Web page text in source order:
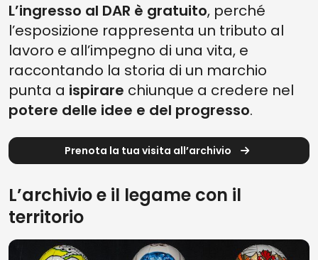
L’ingresso al DAR è gratuito, perché
l’esposizione rappresenta un tributo al
lavoro e all’impegno di una vita, e
raccontando la storia di un marchio
punta a ispirare chiunque a credere nel
potere delle idee e del progresso.
Prenota la tua visita all’archivio
L’archivio e il legame con il
territorio